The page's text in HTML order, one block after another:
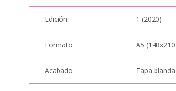
Edición 1 (2020)
Formato A5
Acabado Tapa